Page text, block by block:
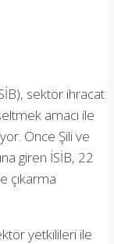
sektör ihracat
amacı ile
Önce Şili ve
giren İSİB, 22
çıkarma
yetkilileri ile